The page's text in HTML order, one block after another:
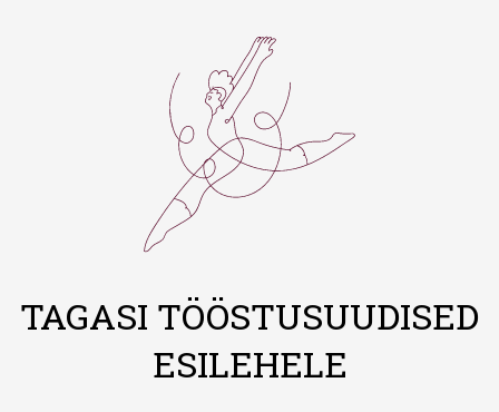
TAGASI TÖÖSTUSUUDISED
ESILEHELE